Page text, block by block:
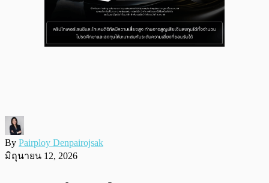
By Pairploy Denpairojsak
มิถุนายน 12, 2026